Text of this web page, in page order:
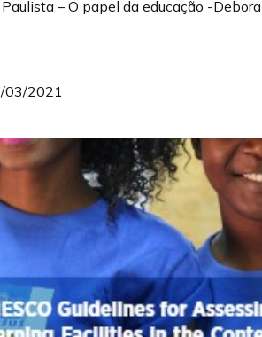
– O papel da educação -
03/2021